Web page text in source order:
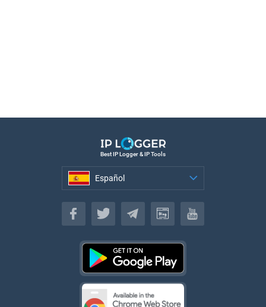
Best IP Logger & IP Tools
Español
Español